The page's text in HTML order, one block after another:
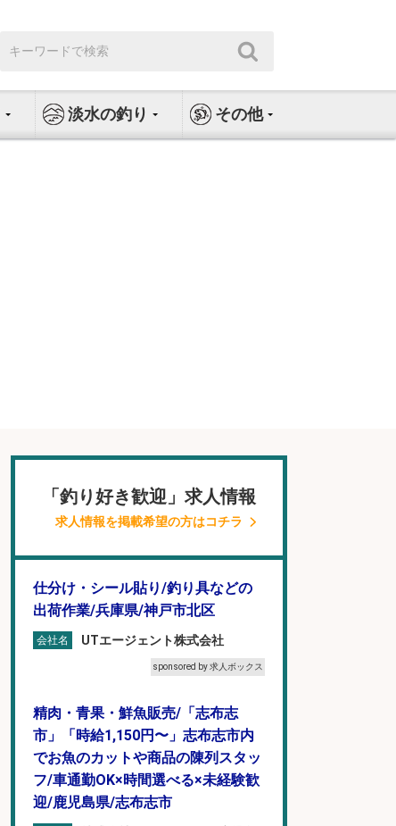
索:
淡水の釣り その他
「釣り好き歓迎」求人情報
求人情報を掲載希望の方はコチラ
仕分け・シール貼り/釣り具などの
出荷作業/兵庫県/神戸市北区
会社名 UTエージェント株式会社
sponsored by 求人ボックス
精肉・青果・鮮魚販売/「志布志
市」「時給1,150円〜」志布志市内
でお魚のカットや商品の陳列スタッ
フ/車通勤OK×時間選べる×未経験歓
迎/鹿児島県/志布志市